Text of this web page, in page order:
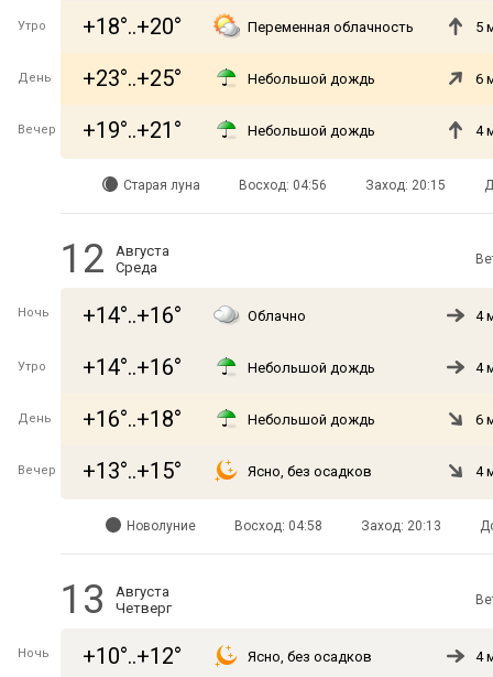
Утро +18°..+20° Переменная облачность 5
День +23°..+25° Небольшой дождь 6
Вечер +19°..+21° Небольшой дождь 4
Старая луна Восход: 04:56 Заход: 20:15
12
Августа
Среда
Ночь +14°..+16° Облачно 4
Утро +14°..+16° Небольшой дождь 4
День +16°..+18° Небольшой дождь 6
Вечер +13°..+15° Ясно, без осадков 4
Новолуние Восход: 04:58 Заход: 20:13
13
Августа
Четверг
Ночь +10°..+12° Ясно, без осадков 4